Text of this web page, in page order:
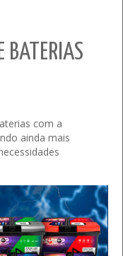
BATERIAS
com a
ainda mais